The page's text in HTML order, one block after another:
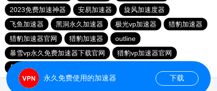
2023免费加速神器
安易加速器
旋风加速度器
飞鱼加速器
黑洞永久加速器 极光vp加速器
猎豹加速器
猎豹加速器官网
猎豹加速器
outline
暴雪vp永久免费加速器下载官网
猎豹vp加速器官网
暴雪vp永久免费加速器下载官网
永久免费使用的加速器 下载